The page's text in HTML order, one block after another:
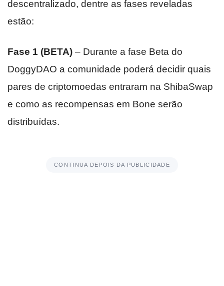
descentralizado, dentre as fases reveladas
estão:
Fase 1 (BETA) – Durante a fase Beta do
DoggyDAO a comunidade poderá decidir quais
pares de criptomoedas entraram na ShibaSwap
e como as recompensas em Bone serão
distribuídas.
CONTINUA DEPOIS DA PUBLICIDADE